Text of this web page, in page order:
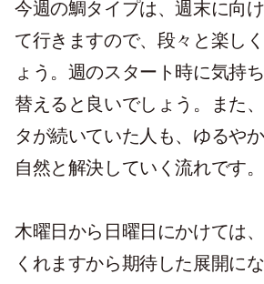
今週の鯛タイプは、週末に向
て行きますので、段々と楽し
ょう。週のスタート時に気持
替えると良いでしょう。また
タが続いていた人も、ゆるや
自然と解決していく流れです。
木曜日から日曜日にかけては
くれますから期待した展開に